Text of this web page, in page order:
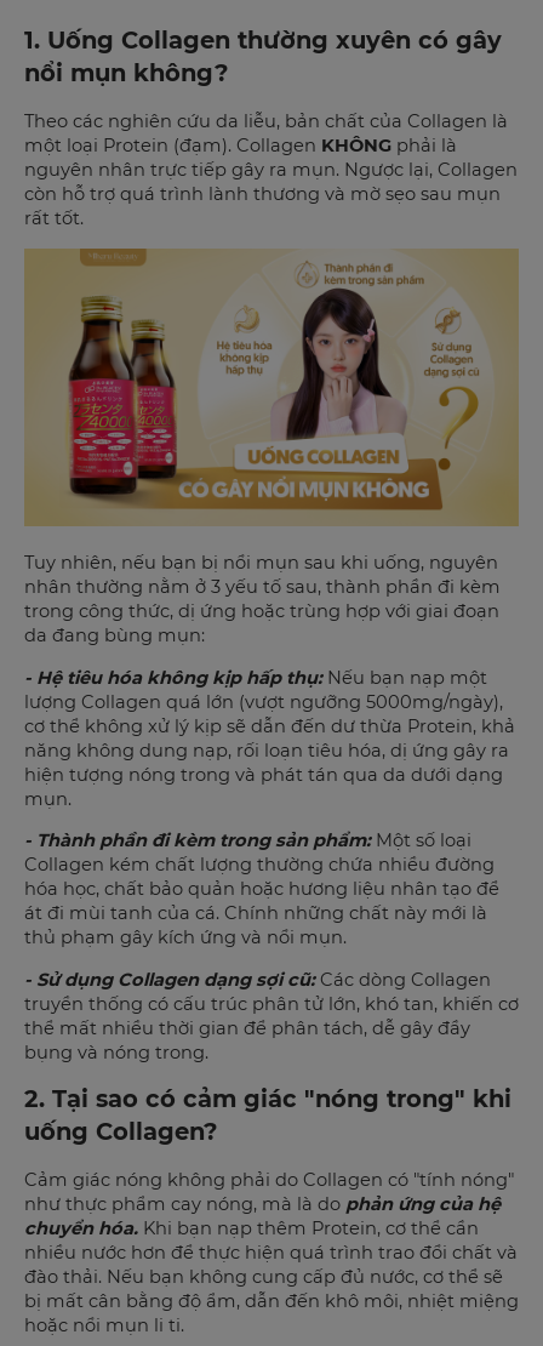
1. Uống Collagen thường xuyên có gây
nổi mụn không?
Theo các nghiên cứu da liễu, bản chất của Collagen là
một loại Protein (đạm). Collagen KHÔNG phải là
nguyên nhân trực tiếp gây ra mụn. Ngược lại, Collagen
còn hỗ trợ quá trình lành thương và mờ sẹo sau mụn
rất tốt.
Tuy nhiên, nếu bạn bị nổi mụn sau khi uống, nguyên
nhân thường nằm ở 3 yếu tố sau, thành phần đi kèm
trong công thức, dị ứng hoặc trùng hợp với giai đoạn
da đang bùng mụn:
- Hệ tiêu hóa không kịp hấp thụ:Nếu bạn nạp một
lượng Collagen quá lớn (vượt ngưỡng 5000mg/ngày),
cơ thể không xử lý kịp sẽ dẫn đến dư thừa Protein, khả
năng không dung nạp, rối loạn tiêu hóa, dị ứng gây ra
hiện tượng nóng trong và phát tán qua da dưới dạng
mụn.
- Thành phần đi kèm trong sản phẩm:Một số loại
Collagen kém chất lượng thường chứa nhiều đường
hóa học, chất bảo quản hoặc hương liệu nhân tạo để
át đi mùi tanh của cá. Chính những chất này mới là
thủ phạm gây kích ứng và nổi mụn.
- Sử dụng Collagen dạng sợi cũ: Các dòng Collagen
truyền thống có cấu trúc phân tử lớn, khó tan, khiến cơ
thể mất nhiều thời gian để phân tách, dễ gây đầy
bụng và nóng trong.
2. Tại sao có cảm giác "nóng trong" khi
uống Collagen?
Cảm giác nóng không phải do Collagen có "tính nóng"
như thực phẩm cay nóng, mà là do phản ứng của hệ
chuyển hóa. Khi bạn nạp thêm Protein, cơ thể cần
nhiều nước hơn để thực hiện quá trình trao đổi chất và
đào thải. Nếu bạn không cung cấp đủ nước, cơ thể sẽ
bị mất cân bằng độ ẩm, dẫn đến khô môi, nhiệt miệng
hoặc nổi mụn li ti.